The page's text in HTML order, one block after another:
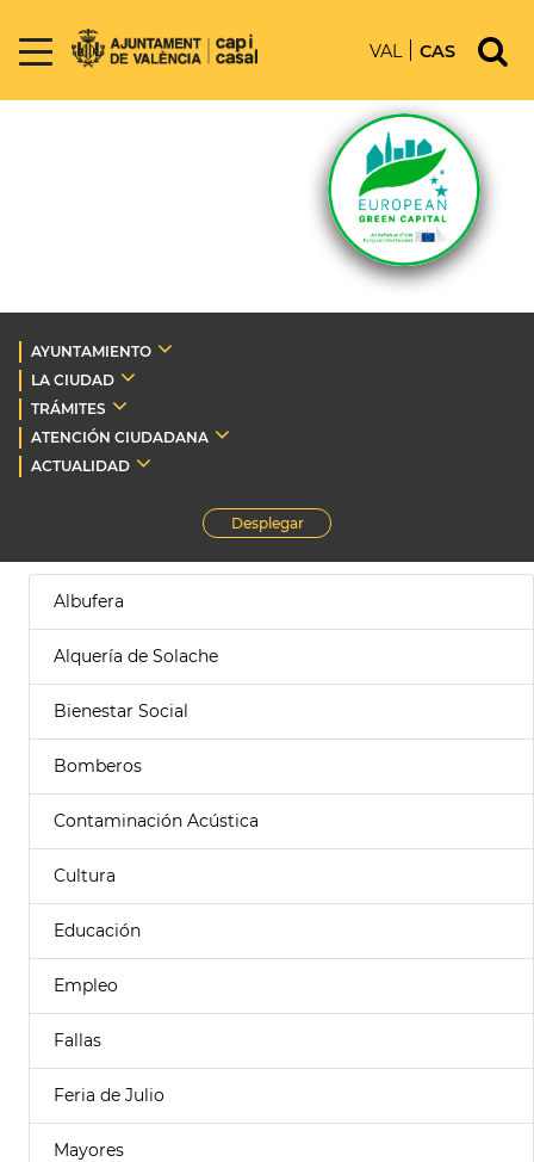
VAL CAS
AYUNTAMIENTO
LA CIUDAD
TRÁMITES
ATENCIÓN CIUDADANA
ACTUALIDAD
Desplegar
Albufera
Alquería de Solache
Bienestar Social
Bomberos
Contaminación Acústica
Cultura
Educación
Empleo
Fallas
Feria de Julio
Mayores